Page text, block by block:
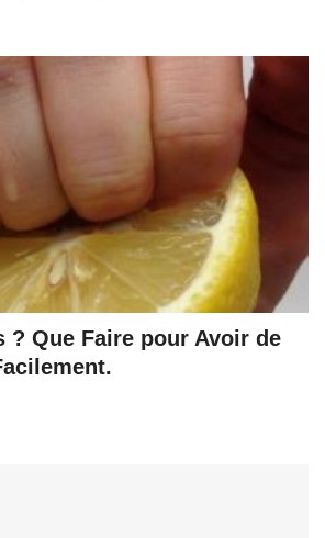
? Que Faire pour Avoir de